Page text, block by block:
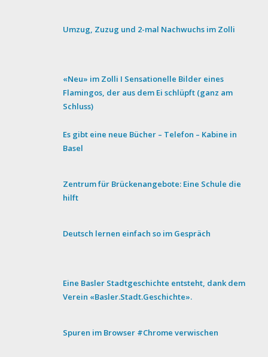
Umzug, Zuzug und 2-mal Nachwuchs im Zolli
«Neu» im Zolli I Sensationelle Bilder eines
Flamingos, der aus dem Ei schlüpft (ganz am
Schluss)
Es gibt eine neue Bücher – Telefon – Kabine in
Basel
Zentrum für Brückenangebote: Eine Schule die
hilft
Deutsch lernen einfach so im Gespräch
Eine Basler Stadtgeschichte entsteht, dank dem
Verein «Basler.Stadt.Geschichte».
Spuren im Browser #Chrome verwischen